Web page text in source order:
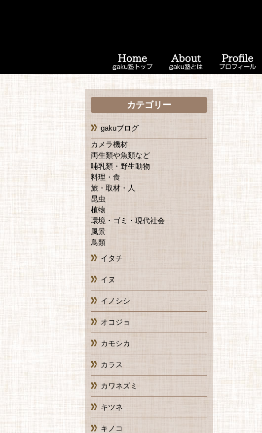
カテゴリー
gakuブログ
カメラ機材
両生類や魚類など
哺乳類・野生動物
料理・食
旅・取材・人
昆虫
植物
環境・ゴミ・現代社会
風景
鳥類
イタチ
イヌ
イノシシ
オコジョ
カモシカ
カラス
カワネズミ
キツネ
キノコ